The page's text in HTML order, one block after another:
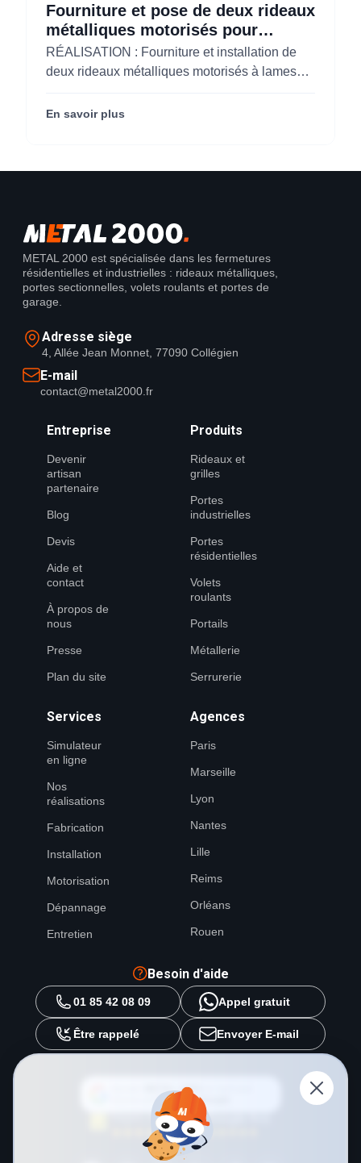
Fourniture et pose de deux rideaux
métalliques motorisés pour
KOLAM à Paris 3 (75)
RÉALISATION : Fourniture et installation de
deux rideaux métalliques motorisés à lames
(75003).
En savoir plus
METAL 2000 est spécialisée dans les fermetures
résidentielles et industrielles : rideaux métalliques,
portes sectionnelles, volets roulants et portes de
garage.
Adresse siège
4, Allée Jean Monnet, 77090 Collégien
E-mail
contact@metal2000.fr
Entreprise
Devenir
artisan
partenaire
Blog
Devis
Aide et
contact
À propos de
nous
Presse
Plan du site
Produits
Rideaux et
grilles
Portes
industrielles
Portes
résidentielles
Volets
roulants
Portails
Métallerie
Serrurerie
Services
Simulateur
en ligne
Nos
réalisations
Fabrication
Installation
Motorisation
Dépannage
Entretien
Agences
Paris
Marseille
Lyon
Nantes
Lille
Reims
Orléans
Rouen
Besoin d'aide
01 85 42 08 09 Appel gratuit
Être rappelé Envoyer E-mail
METAL 2000
source préférée surGoogle